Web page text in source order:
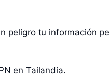
peligro tu información
en Tailandia.